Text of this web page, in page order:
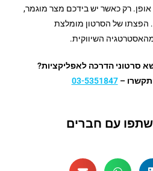
אופן. רק כאשר יש בידכם מצר מוגמר,
הפצתו של הסרטון מומלצת
השיווקית.
סרטוני הדרכה לאפליקציות?
–
03-5351847
עם חברים